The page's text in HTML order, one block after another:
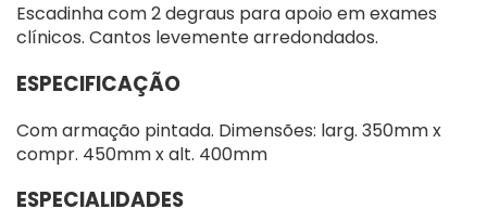
Escadinha com 2 degraus para apoio em exames
clínicos. Cantos levemente arredondados.
ESPECIFICAÇÃO
Com armação pintada. Dimensões: larg. 350mm x
compr. 450mm x alt. 400mm
ESPECIALIDADES